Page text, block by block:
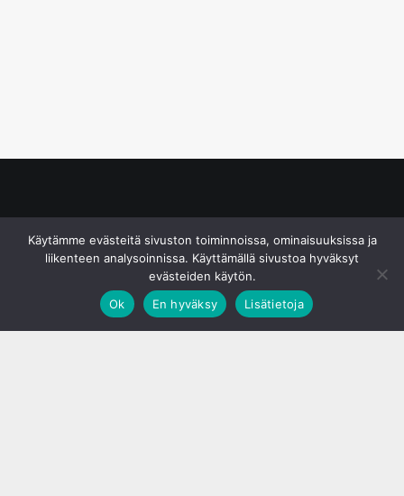
Käytämme evästeitä sivuston toiminnoissa, ominaisuuksissa ja
liikenteen analysoinnissa. Käyttämällä sivustoa hyväksyt
evästeiden käytön.
Ok
En hyväksy Lisätietoja